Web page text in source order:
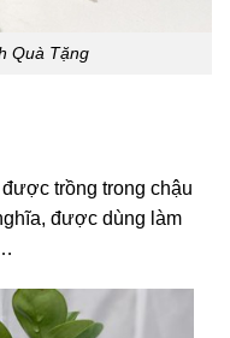
Quà Tặng
trồng trong chậu
được dùng làm